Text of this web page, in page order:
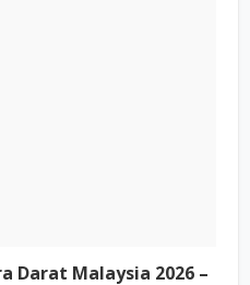
Darat Malaysia 2026 –